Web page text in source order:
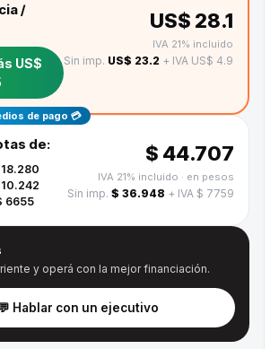
/
US$
US$ 28.1
IVA 21% incluido
Sin imp. US$ 23.2 + IVA US$ 4.9
de pago 💳
de:
6655
$ 44.707
IVA 21% incluido · en pesos
Sin imp. $ 36.948 + IVA $ 7759
y operá con la mejor financiación.
Hablar con un ejecutivo